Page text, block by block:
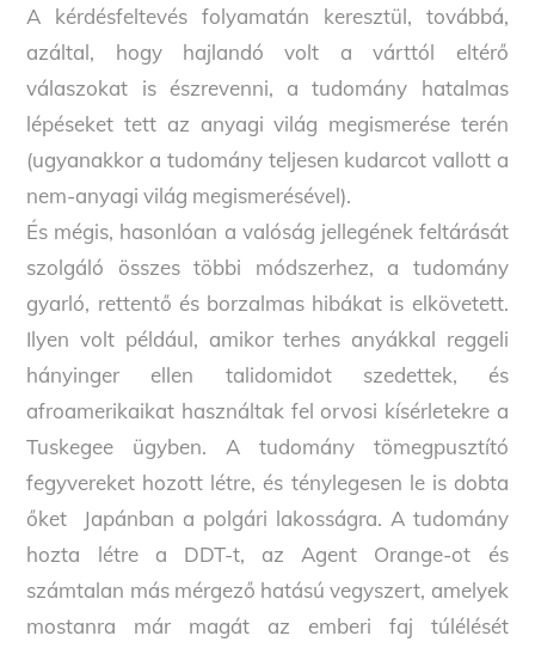
A kérdésfeltevés folyamatán keresztül, továbbá,
azáltal, hogy hajlandó volt a várttól eltérő
válaszokat is észrevenni, a tudomány hatalmas
lépéseket tett az anyagi világ megismerése terén
(ugyanakkor a tudomány teljesen kudarcot vallott a
nem-anyagi világ megismerésével).
És mégis, hasonlóan a valóság jellegének feltárását
szolgáló összes többi módszerhez, a tudomány
gyarló, rettentő és borzalmas hibákat is elkövetett.
Ilyen volt például, amikor terhes anyákkal reggeli
hányinger ellen talidomidot szedettek, és
afroamerikaikat használtak fel orvosi kísérletekre a
Tuskegee ügyben. A tudomány tömegpusztító
fegyvereket hozott létre, és ténylegesen le is dobta
őket Japánban a polgári lakosságra. A tudomány
hozta létre a DDT-t, az Agent Orange-ot és
számtalan más mérgező hatású vegyszert, amelyek
mostanra már magát az emberi faj túlélését